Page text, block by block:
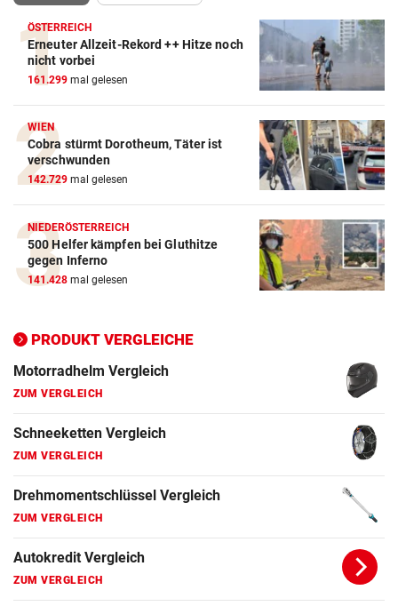
ÖSTERREICH
Erneuter Allzeit-Rekord ++ Hitze noch
nicht vorbei
161.299 mal gelesen
WIEN
Cobra stürmt Dorotheum, Täter ist
verschwunden
142.729 mal gelesen
NIEDERÖSTERREICH
500 Helfer kämpfen bei Gluthitze
gegen Inferno
141.428 mal gelesen
PRODUKT VERGLEICHE
Autobatterie Vergleich
ZUM VERGLEICH
Winterreifen Vergleich
ZUM VERGLEICH
Wagenheber Vergleich
ZUM VERGLEICH
Elektroroller Vergleich
ZUM VERGLEICH
ZUM VERGLEICH
Motorradhelm Vergleich
ZUM VERGLEICH
Schneeketten Vergleich
ZUM VERGLEICH
Drehmomentschlüssel Vergleich
ZUM VERGLEICH
Autokredit Vergleich
ZUM VERGLEICH